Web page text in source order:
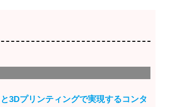
3Dプリンティングで実現するコンタ